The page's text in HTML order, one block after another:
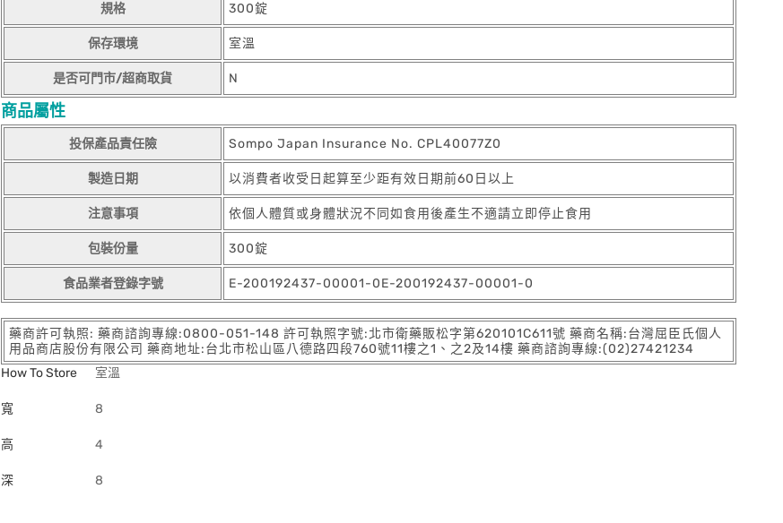
規格 300錠
保存環境 室溫
是否可門市/超商取貨 N
商品屬性
投保產品責任險 Sompo Japan Insurance No. CPL40077Z0
製造日期 以消費者收受日起算至少距有效日期前60日以上
注意事項 依個人體質或身體狀況不同如食用後產生不適請立即停止食用
包裝份量 300錠
食品業者登錄字號 E-200192437-00001-0E-200192437-00001-0
藥商許可執照: 藥商諮詢專線:0800-051-148 許可執照字號:北市衛藥販松字第620101C611號 藥商名稱:台灣屈臣氏個人
用品商店股份有限公司 藥商地址:台北市松山區八德路四段760號11樓之1、之2及14樓 藥商諮詢專線:(02)27421234
How To Store
室溫
寬 8
高 4
深 8